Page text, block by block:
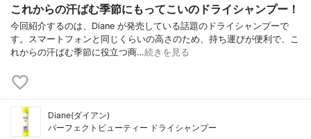
これからの汗ばむ季節にもってこいのドライシャンプー！
今回紹介するのは、Diane が発売している話題のドライシャンプーで
す。スマートフォンと同じくらいの高さのため、持ち運びが便利で、こ
れからの汗ばむ季節に役立つ商…続きを見る
Diane(ダイアン)
パーフェクトビューティー ドライシャンプー